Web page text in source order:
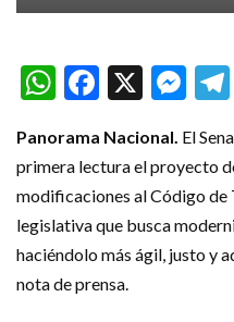
WhatsApp
X
Panorama Nacional. El
primera lectura el proyecto
modificaciones al Código de
legislativa que busca
haciéndolo más ágil, justo y
nota de prensa.